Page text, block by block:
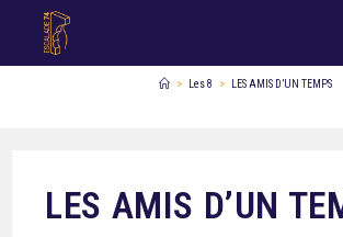
> Les 8 > LES AMIS D’UN TEMPS
LES AMIS D’UN